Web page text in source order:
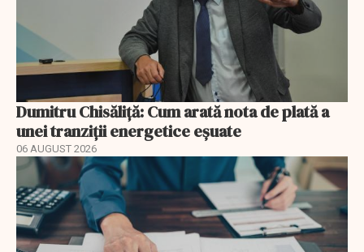
Dumitru Chisăliță: Cum arată nota de plată a
unei tranziții energetice eșuate
06 AUGUST 2026